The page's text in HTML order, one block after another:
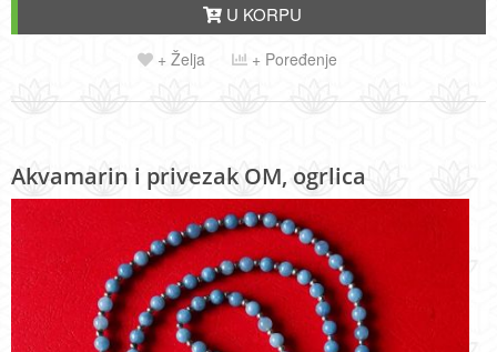
U KORPU
+ Želja + Poređenje
Akvamarin i privezak OM, ogrlica